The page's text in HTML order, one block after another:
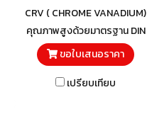
CRV ( CHROME VANADIUM)
คุณภาพสูงด้วยมาตรฐาน DIN
838 และวัสดุโครมวานาเดียม
ขอใบเสนอราคา
เปรียบเทียบ